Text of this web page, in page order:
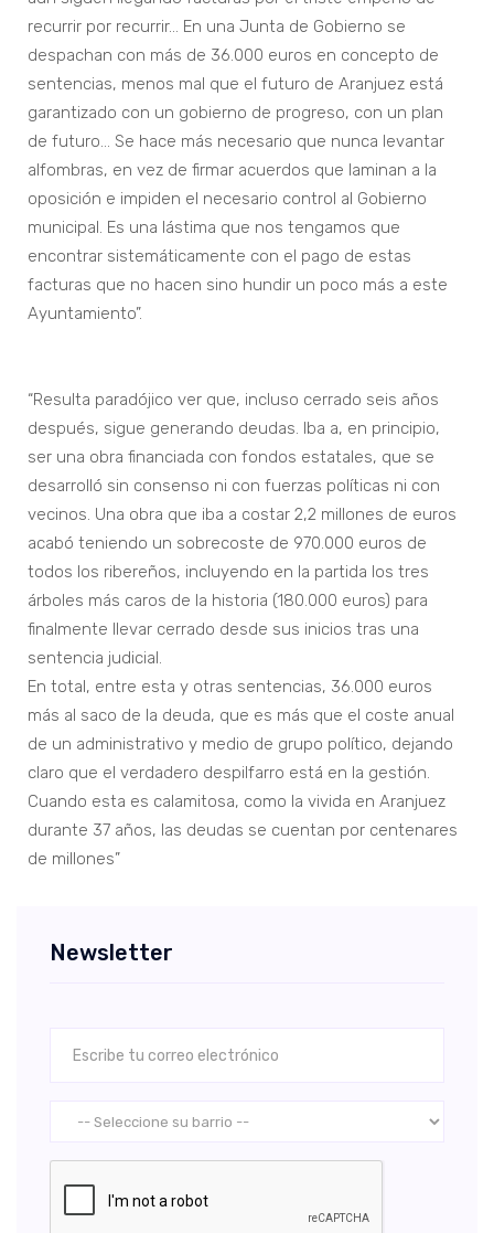
recurrir por recurrir… En una Junta de Gobierno se
despachan con más de 36.000 euros en concepto de
sentencias, menos mal que el futuro de Aranjuez está
garantizado con un gobierno de progreso, con un plan
de futuro… Se hace más necesario que nunca levantar
alfombras, en vez de firmar acuerdos que laminan a la
oposición e impiden el necesario control al Gobierno
municipal. Es una lástima que nos tengamos que
encontrar sistemáticamente con el pago de estas
facturas que no hacen sino hundir un poco más a este
Ayuntamiento”.
“Resulta paradójico ver que, incluso cerrado seis años
después, sigue generando deudas. Iba a, en principio,
ser una obra financiada con fondos estatales, que se
desarrolló sin consenso ni con fuerzas políticas ni con
vecinos. Una obra que iba a costar 2,2 millones de euros
acabó teniendo un sobrecoste de 970.000 euros de
todos los ribereños, incluyendo en la partida los tres
árboles más caros de la historia (180.000 euros) para
finalmente llevar cerrado desde sus inicios tras una
sentencia judicial.
En total, entre esta y otras sentencias, 36.000 euros
más al saco de la deuda, que es más que el coste anual
de un administrativo y medio de grupo político, dejando
claro que el verdadero despilfarro está en la gestión.
Cuando esta es calamitosa, como la vivida en Aranjuez
durante 37 años, las deudas se cuentan por centenares
de millones”
Newsletter